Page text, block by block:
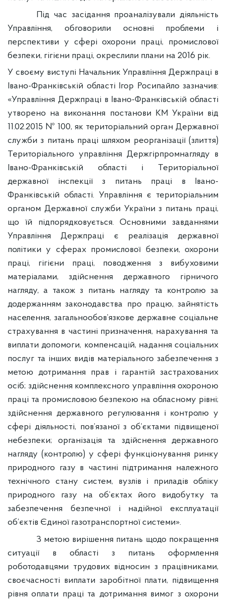
Під час засідання проаналізували діяльність
Управління, обговорили основні проблеми і
перспективи у сфері охорони праці, промислової
безпеки, гігієни праці, окреслили плани на 2016 рік.
У своєму виступі Начальник Управління Держпраці в
Івано-Франківській області Ігор Росипайло зазначив:
«Управління Держпраці в Івано-Франківській області
утворено на виконання постанови КМ України від
11.02.2015 № 100, як територіальний орган Державної
служби з питань праці шляхом реорганізації (злиття)
Територіального управління Держгірпромнагляду в
Івано-Франківській області і Територіальної
державної інспекції з питань праці в Івано-
Франківській області. Управління є територіальним
органом Державної служби України з питань праці,
що їй підпорядковується. Основними завданнями
Управління Держпраці є реалізація державної
політики у сферах промислової безпеки, охорони
праці, гігієни праці, поводження з вибуховими
матеріалами, здійснення державного гірничого
нагляду, а також з питань нагляду та контролю за
додержанням законодавства про працю, зайнятість
населення, загальнообов’язкове державне соціальне
страхування в частині призначення, нарахування та
виплати допомоги, компенсацій, надання соціальних
послуг та інших видів матеріального забезпечення з
метою дотримання прав і гарантій застрахованих
осіб; здійснення комплексного управління охороною
праці та промисловою безпекою на обласному рівні;
здійснення державного регулювання і контролю у
сфері діяльності, пов’язаної з об’єктами підвищеної
небезпеки; організація та здійснення державного
нагляду (контролю) у сфері функціонування ринку
природного газу в частині підтримання належного
технічного стану систем, вузлів і приладів обліку
природного газу на об’єктах його видобутку та
забезпечення безпечної і надійної експлуатації
об’єктів Єдиної газотранспортної системи».
З метою вирішення питань щодо покращення
ситуації в області з питань оформлення
роботодавцями трудових відносин з працівниками,
своєчасності виплати заробітної плати, підвищення
рівня оплати праці та дотримання вимог з охорони